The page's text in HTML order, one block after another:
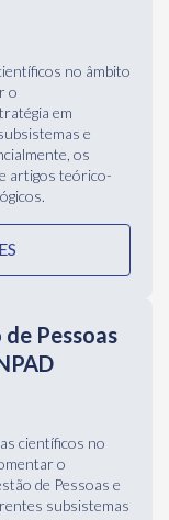
Pessoas
científicos no
subsistemas
os
artigos teórico-